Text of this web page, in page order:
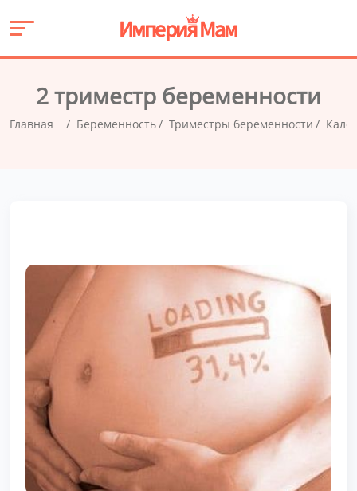
2 триместр беременности
Главная Беременность Триместры беременности